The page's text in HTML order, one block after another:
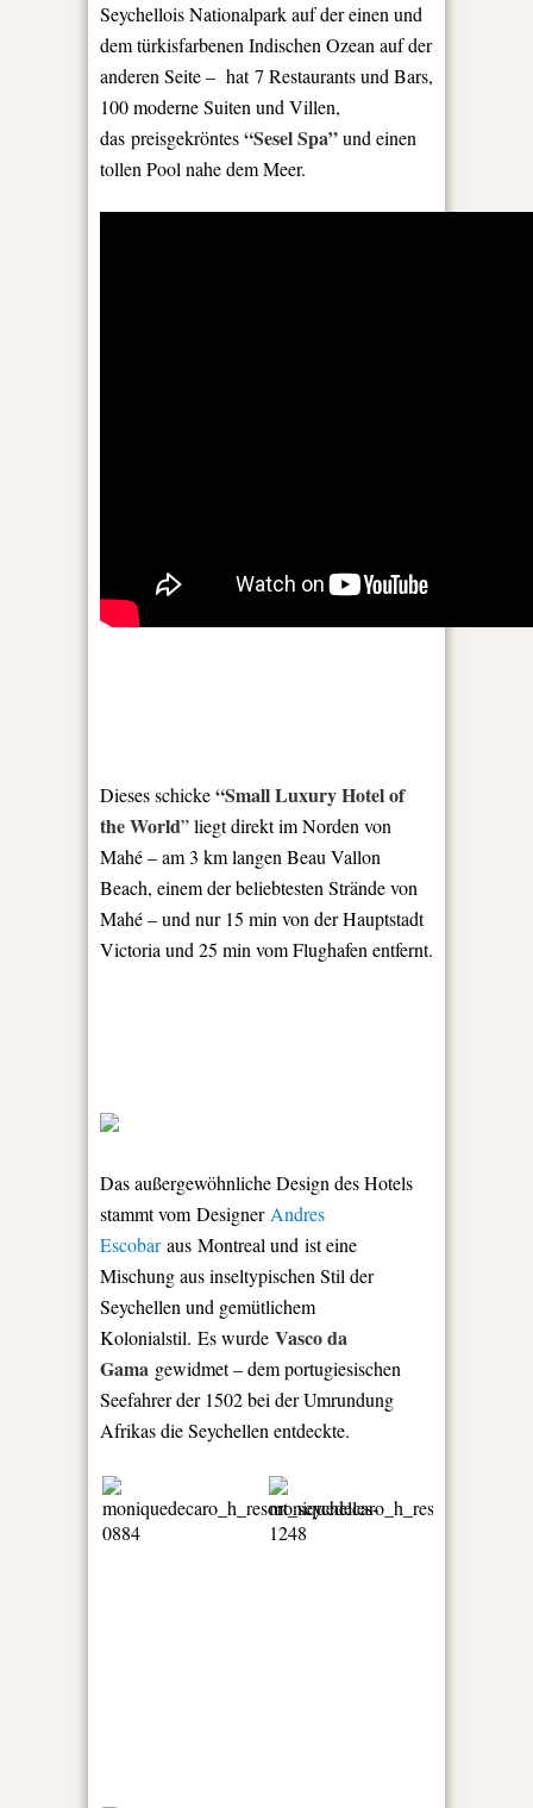
Seychellois Nationalpark auf der einen und
dem türkisfarbenen Indischen Ozean auf der
anderen Seite – hat 7 Restaurants und Bars,
100 moderne Suiten und Villen,
das preisgekröntes“Sesel Spa”und einen
tollen Pool nahe dem Meer.
Dieses schicke“Small Luxury Hotel of
the World” liegt direkt im Norden von
Mahé – am 3 km langen Beau Vallon
Beach, einem der beliebtesten Strände von
Mahé – und nur 15 min von der Hauptstadt
Victoria und 25 min vom Flughafen entfernt.
Das außergewöhnliche Design des Hotels
stammt vom Designer Andres
Escobaraus Montreal und ist eine
Mischung aus inseltypischen Stil der
Seychellen und gemütlichem
Kolonialstil. Es wurde Vasco da
Gama gewidmet – dem portugiesischen
Seefahrer der 1502 bei der Umrundung
Afrikas die Seychellen entdeckte.